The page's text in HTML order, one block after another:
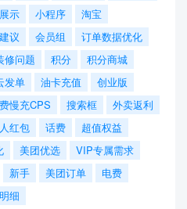
示 小程序
淘宝
议 会员组
订单数据优化
修问题 积分
积分商城
发单 油卡充值
创业版
慢充CPS 搜索框
外卖返利
红包 话费
超值权益
美团优选
VIP专属需求
新手 美团订单
电费
细